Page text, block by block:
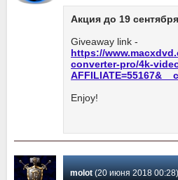
Акция до 19
Giveaway link -
https://
converter-pro/4k-
Enjoy!
molot(20 июня 2018 00:28)